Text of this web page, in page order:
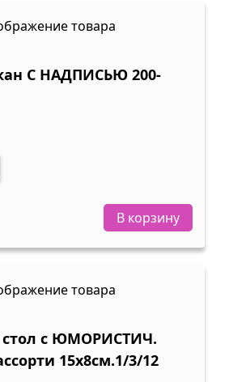
С НАДПИСЬЮ 200-
В корзину
стол с ЮМОРИСТИЧ.
НАДПИСЬЮ ассорти 15х8см.1/3/12